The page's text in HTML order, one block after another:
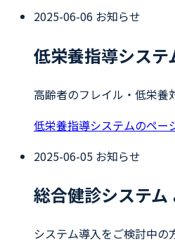
2025-06-06 お知らせ
低栄養指導シス
高齢者のフレイル・低栄養
低栄養指導システムのペー
2025-06-05 お知らせ
総合健診システ
システム導入をご検討中